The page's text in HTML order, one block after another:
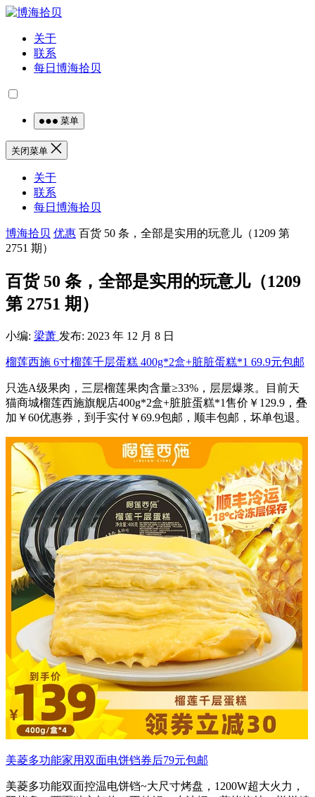
关于
联系
每日博海拾贝
菜单
关闭菜单
关于
联系
每日博海拾贝
博海拾贝 优惠 百货 50 条，全部是实用的玩意儿（1209 第
2751 期）
百货 50 条，全部是实用的玩意儿（1209
第 2751 期）
小编: 梁萧 发布: 2023 年 12 月 8 日
榴莲西施 6寸榴莲千层蛋糕 400g*2盒+脏脏蛋糕*1 69.9元包邮
只选A级果肉，三层榴莲果肉含量≥33%，层层爆浆。目前天
猫商城榴莲西施旗舰店400g*2盒+脏脏蛋糕*1售价￥129.9，叠
加￥60优惠券，到手实付￥69.9包邮，顺丰包邮，坏单包退。
美菱多功能家用双面电饼铛券后79元包邮
美菱多功能双面控温电饼铛~大尺寸烤盘，1200W超大火力，